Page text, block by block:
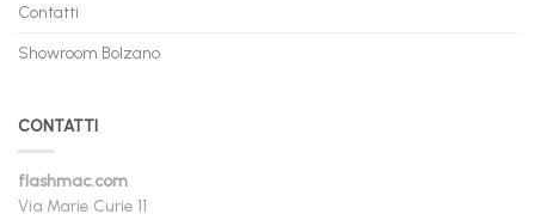
Contatti
Showroom Bolzano
CONTATTI
flashmac.com
Via Marie Curie 11